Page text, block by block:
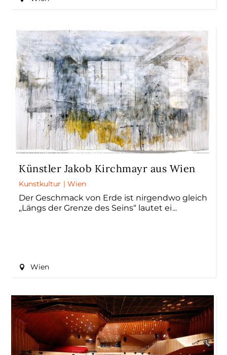
Künstler Jakob Kirchmayr aus Wien
Kunstkultur |Wien
Der Geschmack von Erde ist nirgendwo gleich
„Längs der Grenze des Seins“ lautet ei
Wien